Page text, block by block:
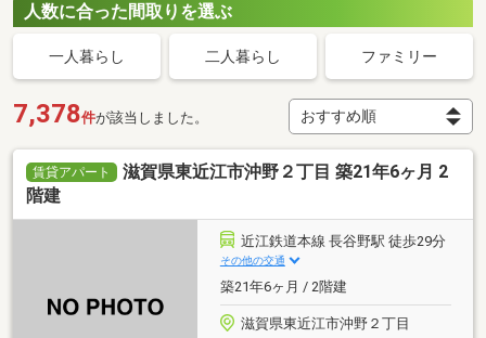
人数に合った間取りを選ぶ
一人暮らし 二人暮らし ファミリー
7,378件が該当しました。
賃貸アパート
滋賀県東近江市沖野２丁目 築21年6ヶ月 2
階建
近江鉄道本線 長谷野駅 徒歩29分
その他の交通
築21年6ヶ月 / 2階建
滋賀県東近江市沖野２丁目